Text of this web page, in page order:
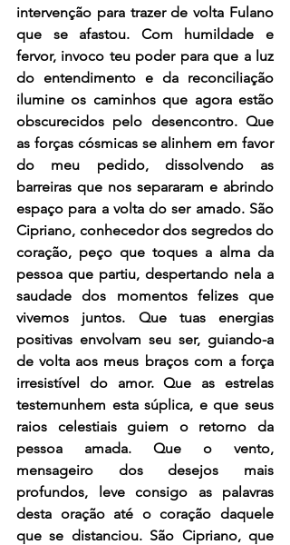
intervenção para trazer de volta Fulano
que se afastou. Com humildade e
fervor, invoco teu poder para que a luz
do entendimento e da reconciliação
ilumine os caminhos que agora estão
obscurecidos pelo desencontro. Que
as forças cósmicas se alinhem em favor
do meu pedido, dissolvendo as
barreiras que nos separaram e abrindo
espaço para a volta do ser amado. São
Cipriano, conhecedor dos segredos do
coração, peço que toques a alma da
pessoa que partiu, despertando nela a
saudade dos momentos felizes que
vivemos juntos. Que tuas energias
positivas envolvam seu ser, guiando-a
de volta aos meus braços com a força
irresistível do amor. Que as estrelas
testemunhem esta súplica, e que seus
raios celestiais guiem o retorno da
pessoa amada. Que o vento,
mensageiro dos desejos mais
profundos, leve consigo as palavras
desta oração até o coração daquele
que se distanciou. São Cipriano, que